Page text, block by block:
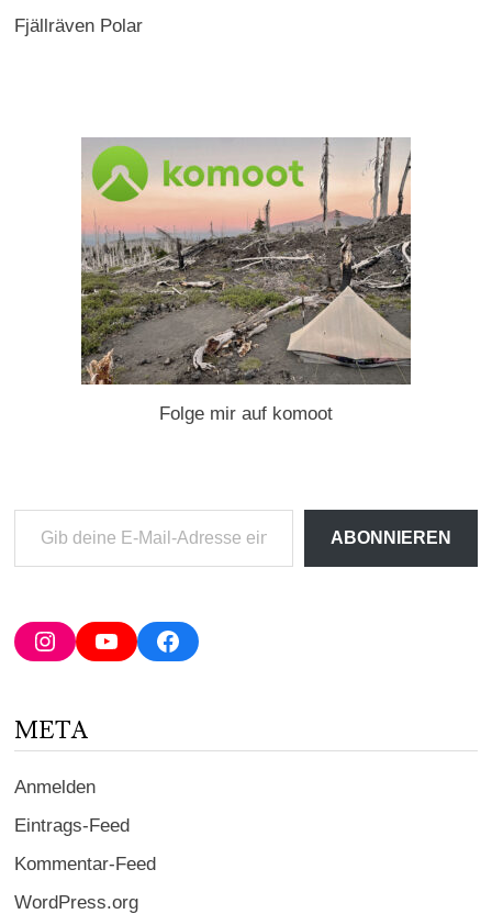
Fjällräven Polar
Folge mir auf komoot
deine
Adresse
ein ...
ABONNIEREN
InstagramYouTubeFacebook
META
Anmelden
Eintrags-Feed
Kommentar-Feed
WordPress.org